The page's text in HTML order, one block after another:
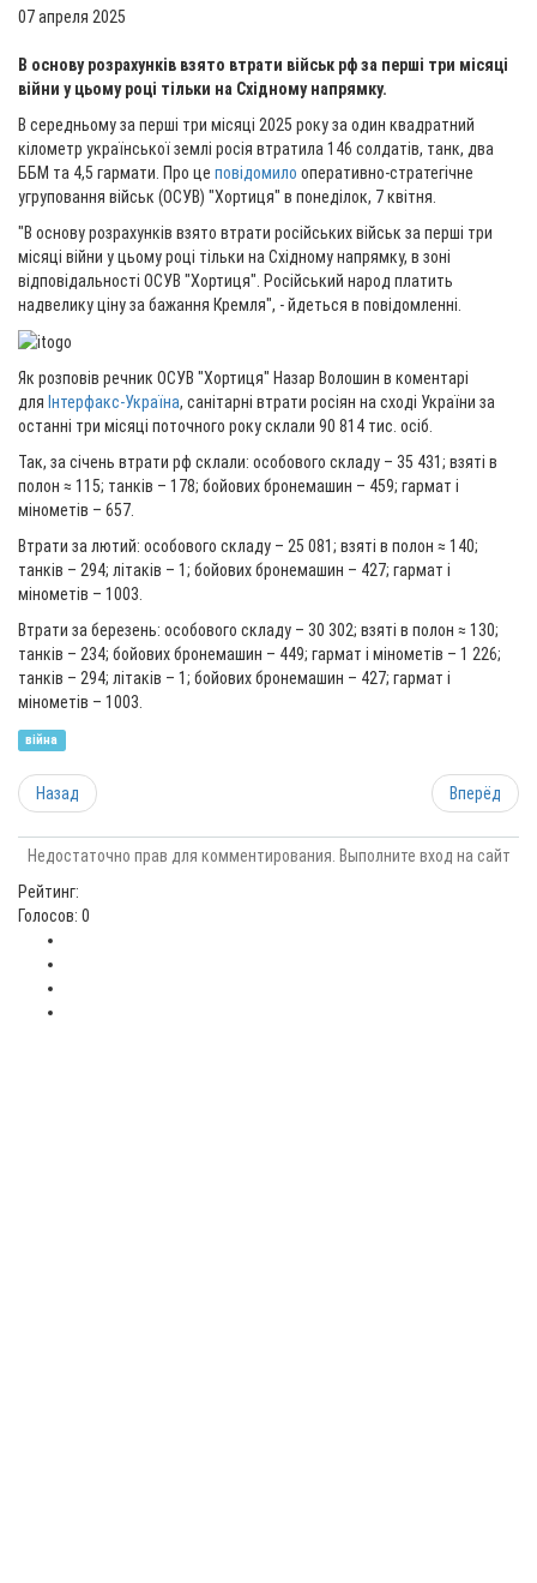
07 апреля 2025
В основу розрахунків взято втрати військ рф за перші три місяці
війни у цьому році тільки на Східному напрямку.
В середньому за перші три місяці 2025 року за один квадратний
кілометр української землі росія втратила 146 солдатів, танк, два
ББМ та 4,5 гармати. Про це повідомило оперативно-стратегічне
угруповання військ (ОСУВ) "Хортиця" в понеділок, 7 квітня.
"В основу розрахунків взято втрати російських військ за перші три
місяці війни у цьому році тільки на Східному напрямку, в зоні
відповідальності ОСУВ "Хортиця". Російський народ платить
надвелику ціну за бажання Кремля", - йдеться в повідомленні.
Як розповів речник ОСУВ "Хортиця" Назар Волошин в коментарі
для Інтерфакс-Україна, санітарні втрати росіян на сході України за
останні три місяці поточного року склали 90 814 тис. осіб.
Так, за січень втрати рф склали: особового складу – 35 431; взяті в
полон ≈ 115; танків – 178; бойових бронемашин – 459; гармат і
мінометів – 657.
Втрати за лютий: особового складу – 25 081; взяті в полон ≈ 140;
танків – 294; літаків – 1; бойових бронемашин – 427; гармат і
мінометів – 1003.
Втрати за березень: особового складу – 30 302; взяті в полон ≈ 130;
танків – 234; бойових бронемашин – 449; гармат і мінометів – 1 226;
танків – 294; літаків – 1; бойових бронемашин – 427; гармат і
мінометів – 1003.
війна
Назад Вперёд
Недостаточно прав для комментирования. Выполните вход на сайт
Рейтинг:
Голосов: 0